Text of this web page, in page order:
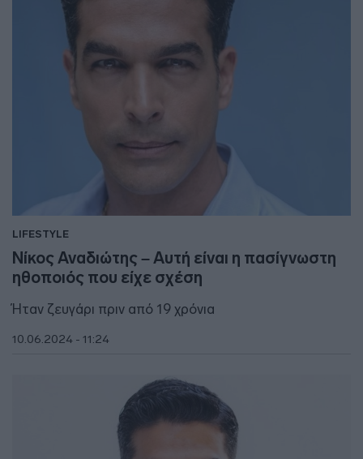
LIFESTYLE
Νίκος Αναδιώτης – Αυτή είναι η πασίγνωστη
ηθοποιός που είχε σχέση
Ήταν ζευγάρι πριν από 19 χρόνια
10.06.2024 - 11:24